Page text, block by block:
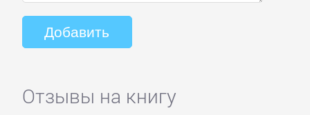
Отзывы на книгу